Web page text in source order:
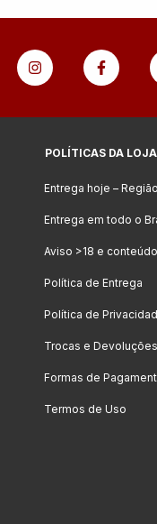
POLÍTICAS DA LOJA
Entrega hoje –
Entrega em todo o
Aviso >18 e
Política de Entrega
Política de
Trocas e Devoluções
Formas de
Termos de Uso